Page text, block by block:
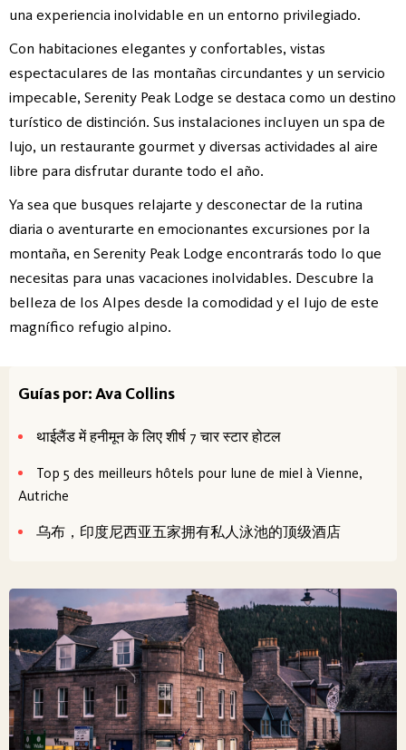
una experiencia inolvidable en un entorno privilegiado.
Con habitaciones elegantes y confortables, vistas
espectaculares de las montañas circundantes y un servicio
impecable, Serenity Peak Lodge se destaca como un destino
turístico de distinción. Sus instalaciones incluyen un spa de
lujo, un restaurante gourmet y diversas actividades al aire
libre para disfrutar durante todo el año.
Ya sea que busques relajarte y desconectar de la rutina
diaria o aventurarte en emocionantes excursiones por la
montaña, en Serenity Peak Lodge encontrarás todo lo que
necesitas para unas vacaciones inolvidables. Descubre la
belleza de los Alpes desde la comodidad y el lujo de este
magnífico refugio alpino.
Guías por: Ava Collins
थाईलैंड में हनीमून के लिए शीर्ष 7 चार स्टार होटल
Top 5 des meilleurs hôtels pour lune de miel à Vienne,
Autriche
乌布，印度尼西亚五家拥有私人泳池的顶级酒店